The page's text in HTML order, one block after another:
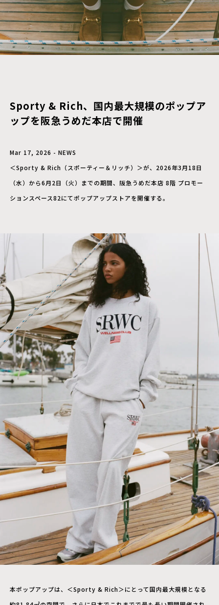
Sporty & Rich、国内最大規模のポップア
ップを阪急うめだ本店で開催
Mar 17, 2026 - NEWS
＜Sporty & Rich（スポーティー＆リッチ）＞が、2026年3月18日
（水）から6月2日（火）までの期間、阪急うめだ本店 8階 プロモー
ションスペース82にてポップアップストアを開催する。
本ポップアップは、＜Sporty & Rich＞にとって国内最大規模となる